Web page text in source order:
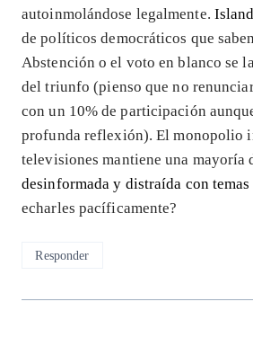
autoinmolándose legalmente.
de políticos democráticos que
Abstención o el voto en blanco se
del triunfo (pienso que no
con un 10% de participación
profunda reflexión). El monopolio
televisiones mantiene una mayoría
desinformada y distraída con temas
echarles pacíficamente?
Responder